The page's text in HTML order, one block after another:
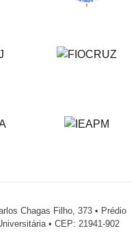
Chagas Filho, 373 • Prédio
• CEP: 21941-902